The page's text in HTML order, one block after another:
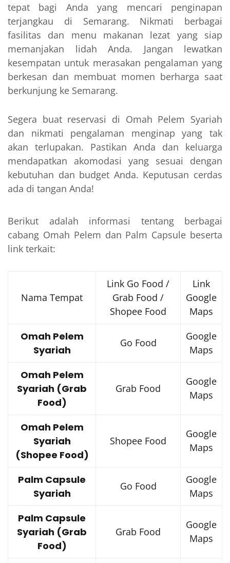
tepat bagi Anda yang mencari penginapan
terjangkau di Semarang. Nikmati berbagai
fasilitas dan menu makanan lezat yang siap
memanjakan lidah Anda. Jangan lewatkan
kesempatan untuk merasakan pengalaman yang
berkesan dan membuat momen berharga saat
berkunjung ke Semarang.
Segera buat reservasi di Omah Pelem Syariah
dan nikmati pengalaman menginap yang tak
akan terlupakan. Pastikan Anda dan keluarga
mendapatkan akomodasi yang sesuai dengan
kebutuhan dan budget Anda. Keputusan cerdas
ada di tangan Anda!
Berikut adalah informasi tentang berbagai
cabang Omah Pelem dan Palm Capsule beserta
link terkait:
Nama Tempat
Link Go Food /
Grab Food /
Shopee Food
Link
Google
Maps
Omah Pelem
Syariah
Go Food
Google
Maps
Omah Pelem
Syariah (Grab
Food)
Grab Food
Google
Maps
Omah Pelem
Syariah
(Shopee Food)
Shopee Food
Google
Maps
Palm Capsule
Syariah
Go Food
Google
Maps
Palm Capsule
Syariah (Grab
Food)
Grab Food
Google
Maps